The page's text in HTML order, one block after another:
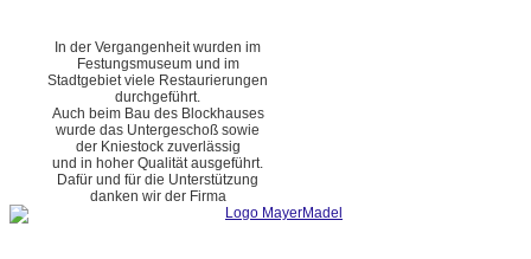
In der Vergangenheit wurden im
Festungsmuseum und im
Stadtgebiet viele Restaurierungen
durchgeführt.
Auch beim Bau des Blockhauses
wurde das Untergeschoß sowie
der Kniestock zuverlässig
und in hoher Qualität ausgeführt.
Dafür und für die Unterstützung
danken wir der Firma